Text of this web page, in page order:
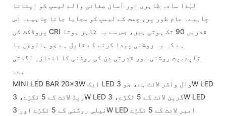
لہٰذا سادہ ظاہری اور آسان صفائی والے لیمپ کو اپنانا
چاہیے۔ عام طور پر، چھت کے لیمپ کو سجایا جانا چاہیے۔ اس
پروڈکٹ کی CRI قدریں 90 تک ہوتی ہیں، جس سے یہ ظاہر ہوتا
ہے کہ یہ روشنی پیدا کرنے کے قابل ہے جو ہالوجن یا
تاپدیپت روشنی اور قدرتی دن کی روشنی کا اندازہ لگاتی
ہے۔
MINI LED BAR 20x3W ایک LED وال واشر لائٹ ہے، جو 3W LED
ریڈ لائٹ کے 5 ٹکڑے، 3W LED گرین لائٹ کے 5 ٹکڑے، 3W LED
نیلی روشنی کے 5 ٹکڑے اور 3W LED امبر لائٹ کے 5 ٹکڑے